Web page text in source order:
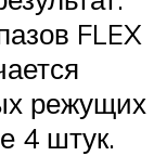
FLEX
режущих
4 штук.